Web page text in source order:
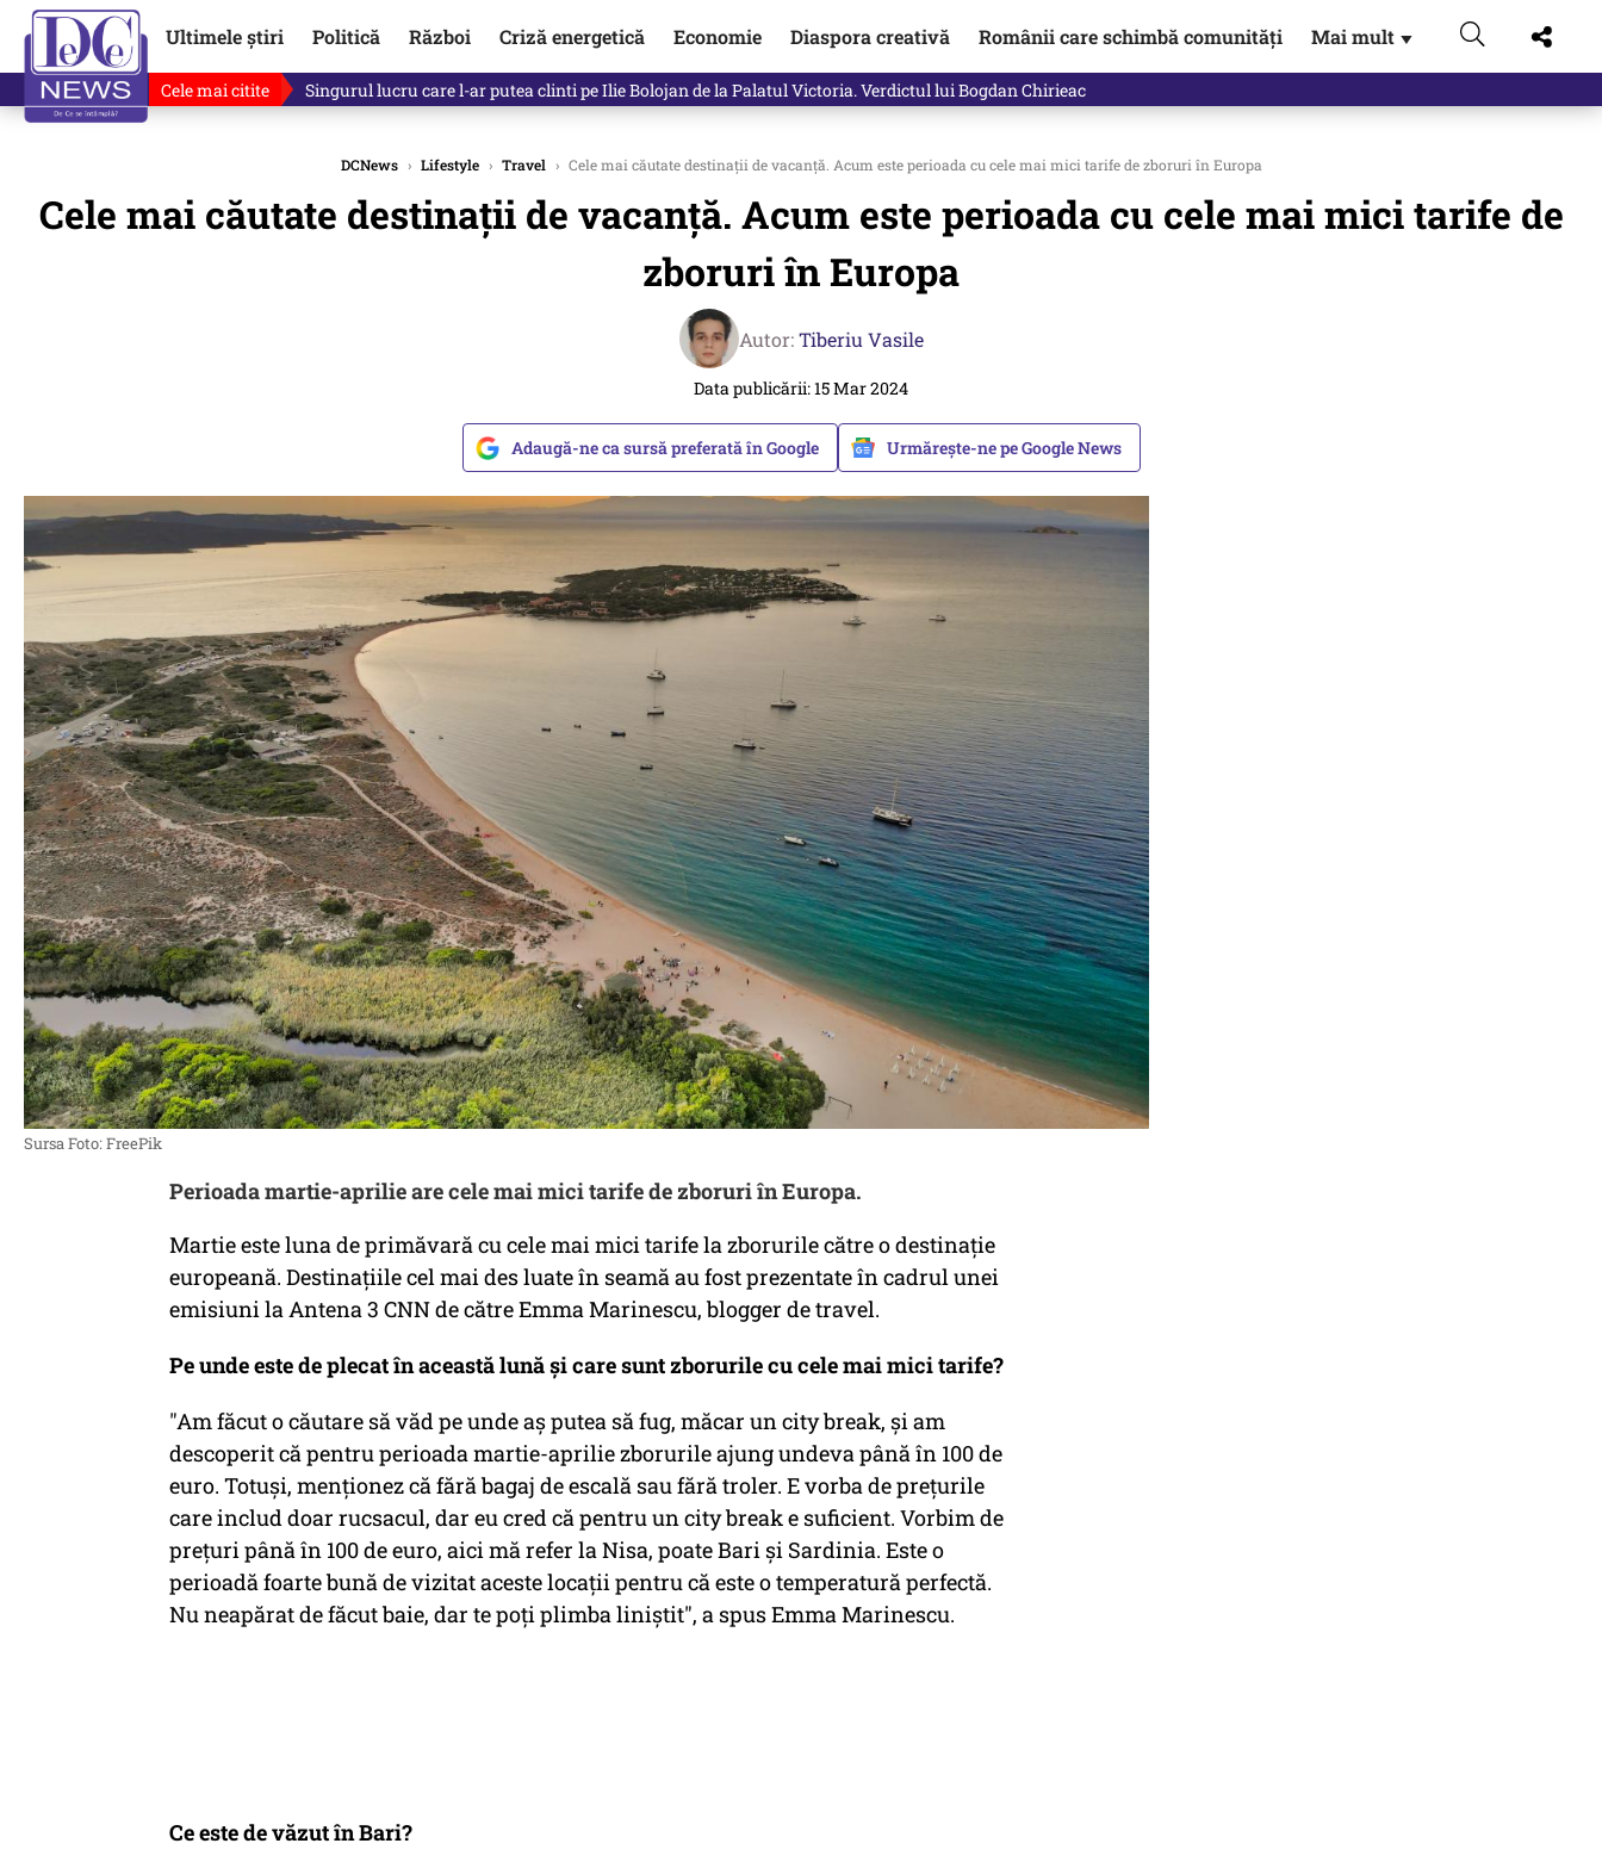
Ultimele știri Politică Război Criză energetică Economie Diaspora creativă Românii care schimbă comunități Mai mult ▼
Cele mai citite Ce se întâmplă cu primul buletin electronic, decizia luată astăzi de Guvern pentru toți românii
DCNews › Lifestyle › Travel › Cele mai căutate destinații de vacanță. Acum este perioada cu cele mai mici tarife de zboruri în Europa
Cele mai căutate destinații de vacanță. Acum este perioada cu cele mai mici tarife de
zboruri în Europa
Autor:Tiberiu Vasile
Data publicării: 15 Mar 2024
Adaugă-ne ca sursă preferată în Google Urmărește-ne pe Google News
Sursa Foto: FreePik
Perioada martie-aprilie are cele mai mici tarife de zboruri în Europa.
Martie este luna de primăvară cu cele mai mici tarife la zborurile către o destinație
europeană. Destinațiile cel mai des luate în seamă au fost prezentate în cadrul unei
emisiuni la Antena 3 CNN de către Emma Marinescu, blogger de travel.
Pe unde este de plecat în această lună și care sunt zborurile cu cele mai mici tarife?
"Am făcut o căutare să văd pe unde aș putea să fug, măcar un city break, și am
descoperit că pentru perioada martie-aprilie zborurile ajung undeva până în 100 de
euro. Totuși, menționez că fără bagaj de escală sau fără troler. E vorba de prețurile
care includ doar rucsacul, dar eu cred că pentru un city break e suficient. Vorbim de
prețuri până în 100 de euro, aici mă refer la Nisa, poate Bari și Sardinia. Este o
perioadă foarte bună de vizitat aceste locații pentru că este o temperatură perfectă.
Nu neapărat de făcut baie, dar te poți plimba liniștit", a spus Emma Marinescu.
Ce este de văzut în Bari?